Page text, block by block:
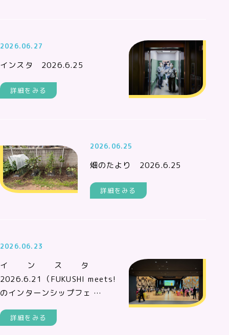
2026.06.27
インスタ 2026.6.25
詳細をみる
2026.06.25
畑のたより 2026.6.25
詳細をみる
2026.06.23
インスタ
2026.6.21（FUKUSHI meets!
のインターンシップフェ …
詳細をみる